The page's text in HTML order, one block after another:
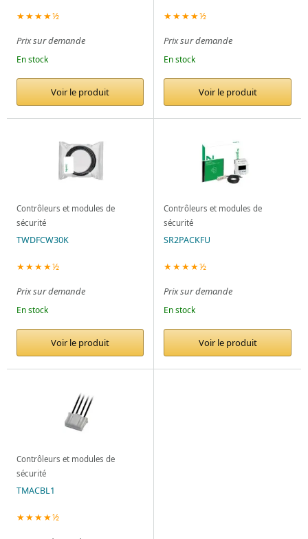
★★★★½
Prix sur demande
En stock
Voir le produit
★★★★½
Prix sur demande
En stock
Voir le produit
Contrôleurs et modules de
sécurité
TWDFCW30K
★★★★½
Prix sur demande
En stock
Voir le produit
Contrôleurs et modules de
sécurité
SR2PACKFU
★★★★½
Prix sur demande
En stock
Voir le produit
Contrôleurs et modules de
sécurité
TMACBL1
★★★★½